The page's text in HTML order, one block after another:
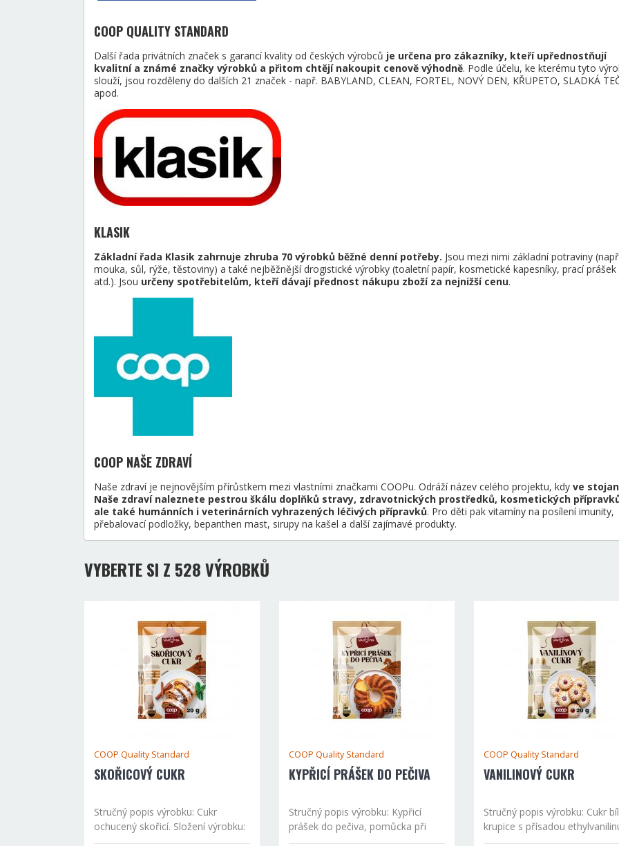
COOP QUALITY STANDARD
Další řada privátních značek s garancí kvality od českých výrobců je určena pro zákazníky, kteří upřednostňují
kvalitní a známé značky výrobků a přitom chtějí nakoupit cenově výhodně. Podle účelu, ke kterému tyto
slouží, jsou rozděleny do dalších 21 značek - např. BABYLAND, CLEAN, FORTEL, NOVÝ DEN, KŘUPETO, SLADKÁ
apod.
KLASIK
Základní řada Klasik zahrnuje zhruba 70 výrobků běžné denní potřeby. Jsou mezi nimi základní potraviny
mouka, sůl, rýže, těstoviny) a také nejběžnější drogistické výrobky (toaletní papír, kosmetické kapesníky, prací prášek
atd.). Jsou určeny spotřebitelům, kteří dávají přednost nákupu zboží za nejnižší cenu.
COOP NAŠE ZDRAVÍ
Naše zdraví je nejnovějším přírůstkem mezi vlastními značkami COOPu. Odráží název celého projektu, kdy ve
Naše zdraví naleznete pestrou škálu doplňků stravy, zdravotnických prostředků, kosmetických
ale také humánních i veterinárních vyhrazených léčivých přípravků. Pro děti pak vitamíny na posílení imunity,
přebalovací podložky, bepanthen mast, sirupy na kašel a další zajímavé produkty.
VYBERTE SI Z 528 VÝROBKŮ
COOP Quality Standard
SKOŘICOVÝ CUKR
Stručný popis výrobku: Cukr
ochucený skořicí. Složení výrobku:
cukr, mletá skořice 9,9 % Výživové
COOP Quality Standard
KYPŘICÍ PRÁŠEK DO PEČIVA
Stručný popis výrobku: Kypřicí
prášek do pečiva, pomůcka při
pečení. Prášková směs, která se
COOP Quality Standard
VANILINOVÝ CUKR
Stručný popis výrobku: Cukr
krupice s přísadou
Složení výrobku: cukr, aroma